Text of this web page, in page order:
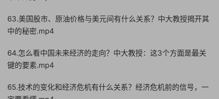
63.美国股市、原油价格与美元间有什么关系？中大教授揭开其
中的秘密.mp4
64.怎么看中国未来经济的走向？中大教授：这3个方面是最关
键的要素.mp4
65.技术的变化和经济危机有什么关系？经济危机前的信号，一